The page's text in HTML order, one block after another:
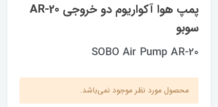
پمپ هوا آکواریوم دو خروجی AR-20
سوبو
SOBO Air Pump AR-20
محصول مورد نظر موجود نمی‌باشد.